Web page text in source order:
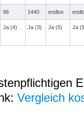
96 1440 endlos
Ja (4) Ja (3) Ja (5) Ja
Vergleich